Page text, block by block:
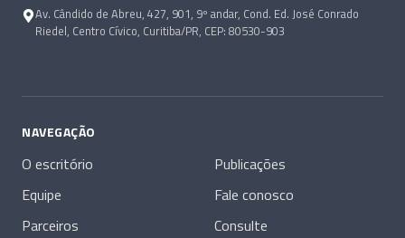
Av. Cândido de Abreu, 427, 901, 9º andar, Cond. Ed. José Conrado
Riedel, Centro Cívico, Curitiba/PR, CEP: 80530-903
NAVEGAÇÃO
O escritório
Equipe
Parceiros
Publicações
Fale conosco
Consulte